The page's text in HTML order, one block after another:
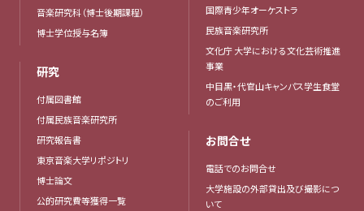
音楽研究科（博士後期課程）
博士学位授与名簿
研究
付属図書館
付属民族音楽研究所
研究報告書
東京音楽大学リポジトリ
博士論文
公的研究費等獲得一覧
国際青少年オーケストラ
民族音楽研究所
文化庁 大学における文化芸術推進
事業
中目黒・代官山キャンパス学生食堂
のご利用
お問合せ
電話でのお問合せ
大学施設の外部貸出及び撮影につ
いて